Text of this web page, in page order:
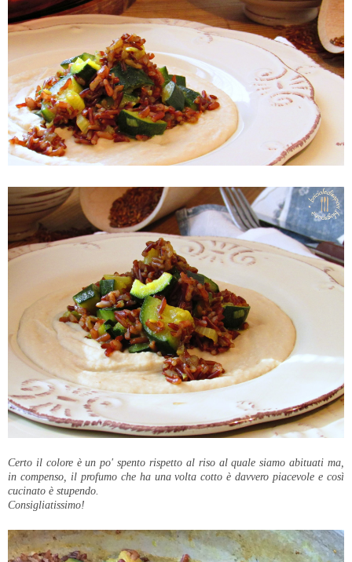
Certo il colore è un po' spento rispetto al riso al quale siamo abituati ma,
in compenso, il profumo che ha una volta cotto è davvero piacevole e così
cucinato è stupendo.
Consigliatissimo!